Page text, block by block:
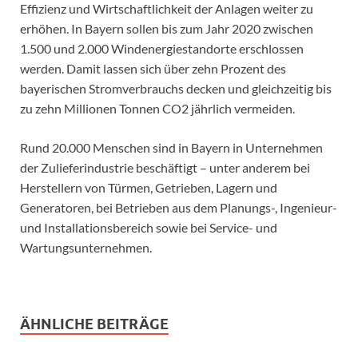
Effizienz und Wirtschaftlichkeit der Anlagen weiter zu
erhöhen. In Bayern sollen bis zum Jahr 2020 zwischen
1.500 und 2.000 Windenergiestandorte erschlossen
werden. Damit lassen sich über zehn Prozent des
bayerischen Stromverbrauchs decken und gleichzeitig bis
zu zehn Millionen Tonnen CO2 jährlich vermeiden.
Rund 20.000 Menschen sind in Bayern in Unternehmen
der Zulieferindustrie beschäftigt – unter anderem bei
Herstellern von Türmen, Getrieben, Lagern und
Generatoren, bei Betrieben aus dem Planungs-, Ingenieur-
und Installationsbereich sowie bei Service- und
Wartungsunternehmen.
ÄHNLICHE BEITRÄGE